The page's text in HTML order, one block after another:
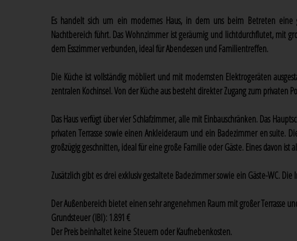
Es handelt sich um ein modernes Haus, in dem uns beim Betreten eine
Nachtbereich führt. Das Wohnzimmer ist geräumig und lichtdurchflutet, mit
dem Esszimmer verbunden, ideal für Abendessen und Familientreffen.
Die Küche ist vollständig möbliert und mit modernsten Elektrogeräten
zentralen Kochinsel. Von der Küche aus besteht direkter Zugang zum privaten
Das Haus verfügt über vier Schlafzimmer, alle mit Einbauschränken. Das
privaten Terrasse sowie einen Ankleideraum und ein Badezimmer en suite.
großzügig geschnitten, ideal für eine große Familie oder Gäste. Eines davon ist
Zusätzlich gibt es drei exklusiv gestaltete Badezimmer sowie ein Gäste-WC.
Der Außenbereich bietet einen sehr angenehmen Raum mit großer Terrasse
Grundsteuer (IBI): 1.891 €
Der Preis beinhaltet keine Steuern oder Kaufnebenkosten.